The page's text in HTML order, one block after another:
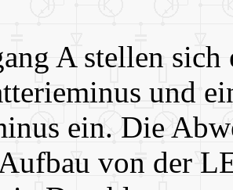
A stellen
und
ein. Die
von der